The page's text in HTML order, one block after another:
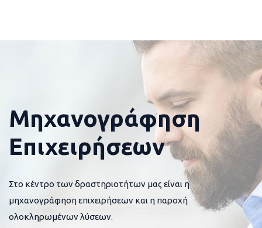
Μηχανογράφηση
Επιχειρήσεων
Στο κέντρο των δραστηριοτήτων μας είναι η
μηχανογράφηση επιχειρήσεων και η παροχή
ολοκληρωμένων λύσεων.